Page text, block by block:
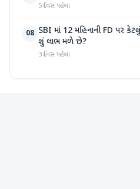
5 દિવસ પહેલા
08 SBI માં 12 મહિનાની FD પર
શું લાભ મળે છે?
3 દિવસ પહેલા